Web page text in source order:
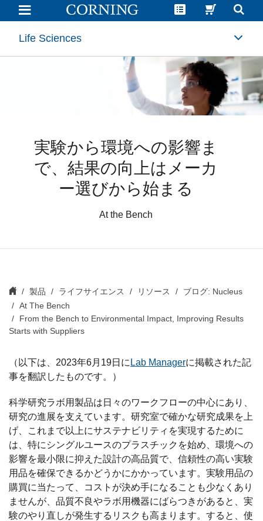
Laboratory
Equipment
Suppliers:
Improving
ResultsLife Sciences
実験から環境への影響ま
で、結果の向上はメーカ
ー選びから始まる
At the Bench
製品 ライフサイエンス リソース
ブログ: Nucleus
At The Bench
From the Bench to Environmental Impact, Improving Results
Starts with Suppliers
（以下は、2023年6月19日に Lab Managerに掲載された記
事を翻訳したものです。）
科学研究ラボ用製品は日々のワークフローの中心にあり、
研究の進展を支えています。研究室で確かな研究成果を上
げ、これまで以上にサステナビリティを実現するために
は、特にシングルユースのプラスチックを始め、環境への
影響を最小限に抑えた設計の高品質で、信頼性の高い実験
用品を確保できるかどうかにかかっています。実験用品の
購買に当たって、コストが決め手になることも少なくあり
ませんが、品質不良やラボ用機器にばらつきがあると、実
験のやり直しが発生するリスクも高まります。すると、使